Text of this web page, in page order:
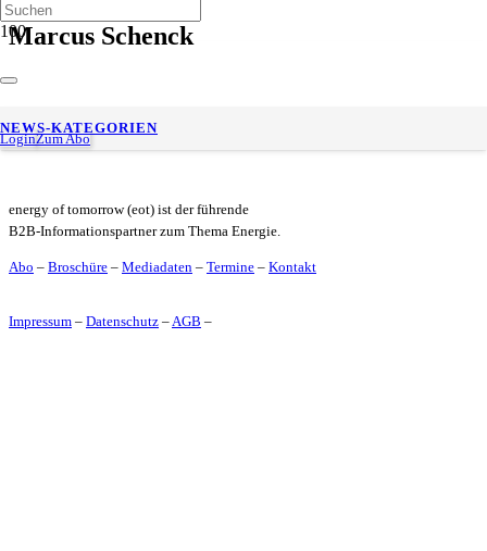
LoginZum Abo
NEWS-KATEGORIEN
Marcus Schenck
Uniper-Aufsichtsrat wählt Tom Blades zum neuen
Aufsichtsratsvorsitzenden
energy of tomorrow (eot) ist der führende
B2B-Informationspartner zum Thema Energie.
Abo – Broschüre – Mediadaten – Termine – Kontakt
Impressum – Datenschutz –AGB –